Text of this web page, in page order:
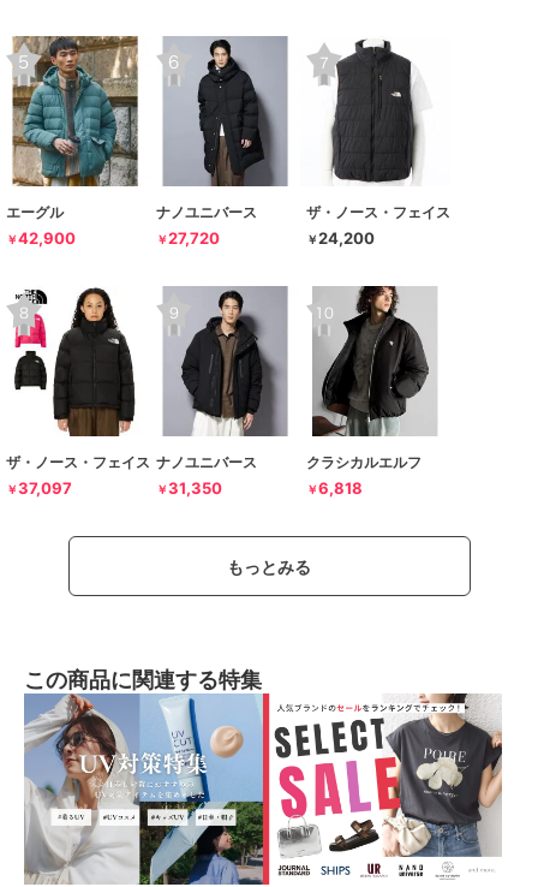
エーグル
￥42,900
ナノユニバース
￥27,720
ザ・ノース・フェイス
￥24,200
ザ・ノース・フェイス
￥37,097
ナノユニバース
￥31,350
クラシカルエルフ
￥6,818
もっとみる
この商品に関連する特集